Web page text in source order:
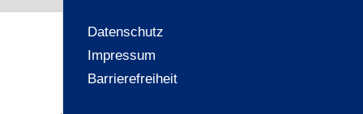
Datenschutz
Impressum
Barrierefreiheit